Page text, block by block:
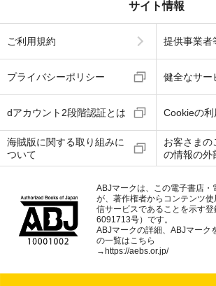
サイト情報
ご利用規約 提供事業者
プライバシーポリシー 健全なサー
dアカウント2段階認証とは Cookieの
海賊版に関する取り組みに
ついて
お客さまの
の情報の外
ABJマークは、この電子書店・
が、著作権者からコンテンツ
信サービスであることを示す
6091713号）です。
ABJマークの詳細、ABJマーク
の一覧はこちら
→ https://aebs.or.jp/